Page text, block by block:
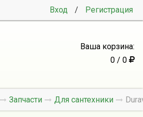
Вход / Регистрация
Ваша корзина:
0 / 0
Запчасти Для сантехники